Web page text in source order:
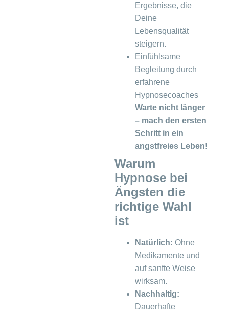
Ergebnisse, die
Deine
Lebensqualität
steigern.
Einfühlsame
Begleitung durch
erfahrene
Hypnosecoaches
Warte nicht länger
– mach den ersten
Schritt in ein
angstfreies Leben!
Warum
Hypnose bei
Ängsten die
richtige Wahl
ist
Natürlich: Ohne
Medikamente und
auf sanfte Weise
wirksam.
Nachhaltig:
Dauerhafte